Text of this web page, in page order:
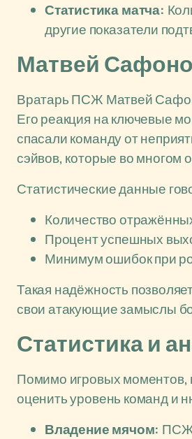
Статистика матча:
другие показатели
Матвей
Вратарь ПСЖ Матвей
Его реакция на ключевые
спасали команду от
сэйвов, которые во многом
Статистические данные
Количество
Процент успешных
Минимум ошибок при
Такая надёжность
свои атакующие замыслы
Статистика и
Помимо игровых моментов,
оценить уровень команд и
Владение мячом: ПСЖ